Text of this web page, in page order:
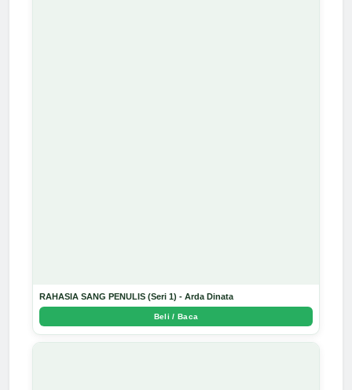
RAHASIA SANG PENULIS (Seri 1) - Arda Dinata
Beli / Baca